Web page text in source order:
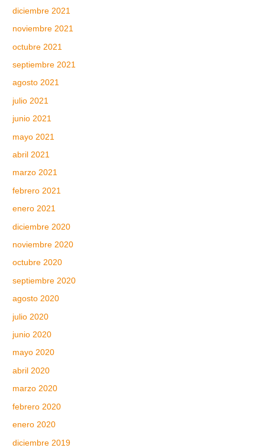
diciembre 2021
noviembre 2021
octubre 2021
septiembre 2021
agosto 2021
julio 2021
junio 2021
mayo 2021
abril 2021
marzo 2021
febrero 2021
enero 2021
diciembre 2020
noviembre 2020
octubre 2020
septiembre 2020
agosto 2020
julio 2020
junio 2020
mayo 2020
abril 2020
marzo 2020
febrero 2020
enero 2020
diciembre 2019